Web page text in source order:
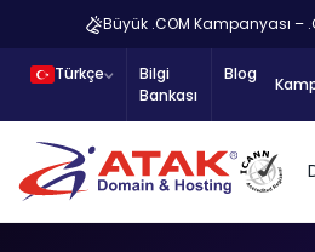
Büyük .COM Kampanyası –
Türkçe
Bilgi
Bankası
Blog